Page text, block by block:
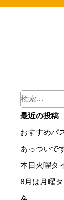
検
索:
最近の投稿
おすすめパ
あっついで
本日火曜タ
8月は月曜
🌄